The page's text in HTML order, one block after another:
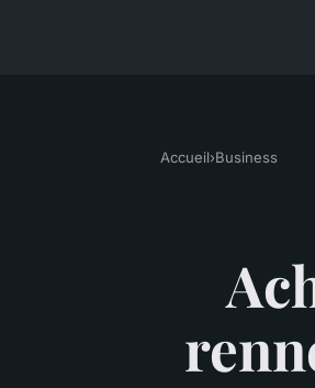
Accueil›Business